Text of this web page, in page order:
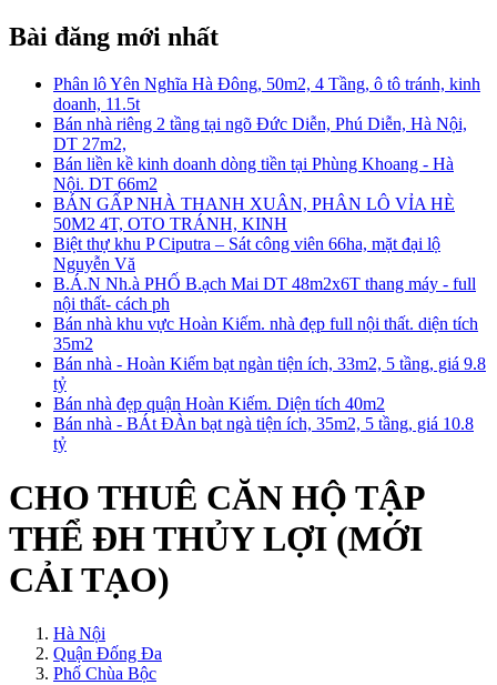
Bài đăng mới nhất
Phân lô Yên Nghĩa Hà Đông, 50m2, 4 Tầng, ô tô tránh, kinh
doanh, 11.5t
Bán nhà riêng 2 tầng tại ngõ Đức Diễn, Phú Diễn, Hà Nội,
DT 27m2,
Bán liền kề kinh doanh dòng tiền tại Phùng Khoang - Hà
Nội. DT 66m2
BÁN GẤP NHÀ THANH XUÂN, PHÂN LÔ VỈA HÈ
50M2 4T, OTO TRÁNH, KINH
Biệt thự khu P Ciputra – Sát công viên 66ha, mặt đại lộ
Nguyễn Vă
B.Á.N Nh.à PHỐ B.ạch Mai DT 48m2x6T thang máy - full
nội thất- cách ph
Bán nhà khu vực Hoàn Kiếm. nhà đẹp full nội thất. diện tích
35m2
Bán nhà - Hoàn Kiếm bạt ngàn tiện ích, 33m2, 5 tầng, giá 9.8
tỷ
Bán nhà đẹp quận Hoàn Kiếm. Diện tích 40m2
Bán nhà - BÁt ĐÀn bạt ngà tiện ích, 35m2, 5 tầng, giá 10.8
tỷ
CHO THUÊ CĂN HỘ TẬP
THỂ ĐH THỦY LỢI (MỚI
CẢI TẠO)
Hà Nội
Quận Đống Đa
Phố Chùa Bộc